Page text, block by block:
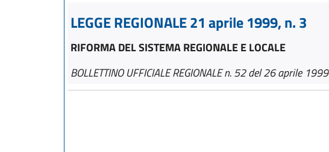
LEGGE REGIONALE 21 aprile 1999, n. 3
RIFORMA DEL SISTEMA REGIONALE E LOCALE
BOLLETTINO UFFICIALE REGIONALE n. 52 del 26 aprile 1999